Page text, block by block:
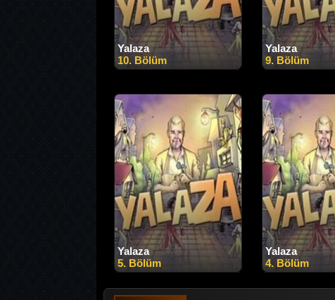
Yalaza
10. Bölüm
Yalaza
9. Bölüm
Yalaza
5. Bölüm
Yalaza
4. Bölüm